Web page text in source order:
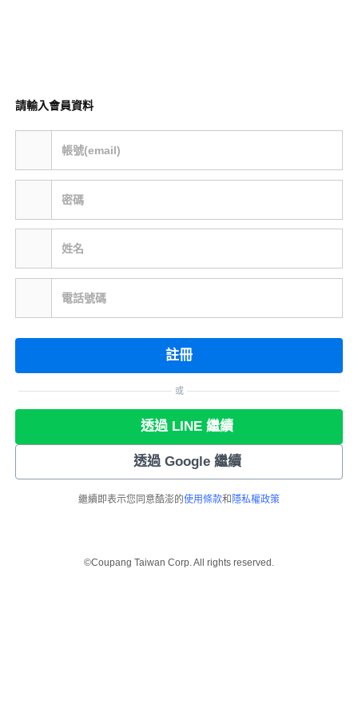
請輸入會員資料
帳號(email)
密碼
姓名
電話號碼
註冊
或
透過 LINE 繼續
透過 Google 繼續
繼續即表示您同意酷澎的使用條款和 隱私權政策
©Coupang Taiwan Corp. All rights reserved.